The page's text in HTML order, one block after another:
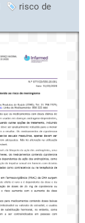
risco de